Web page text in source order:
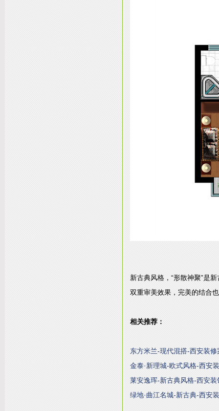
新古典风格，“形散神聚”是
双重审美效果，完美的结合
相关推荐：
东方米兰-现代混搭-西安装修
金泰·新理城-欧式风格-西安
莱安逸珲-新古典风格-西安装
绿地·曲江名城-新古典-西安